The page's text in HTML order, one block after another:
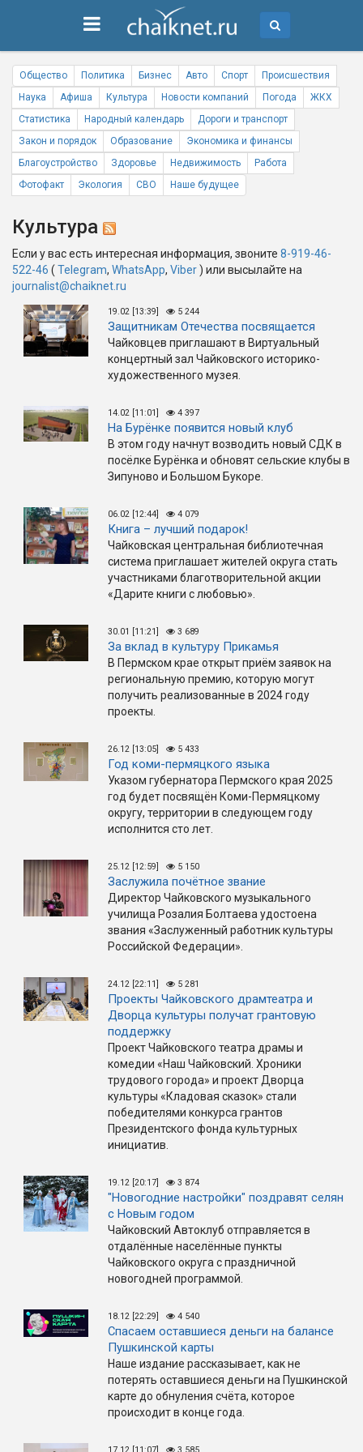
Общество Политика Бизнес Авто Спорт
Происшествия
Наука
Афиша Культура Новости компаний Погода
ЖКХ
Статистика
Народный календарь
Дороги и транспорт
Закон и порядок
Образование
Экономика и финансы
Благоустройство
Здоровье Недвижимость
Работа
Фотофакт
Экология СВО Наше будущее
Культура
Если у вас есть интересная информация, звоните 8-919-46-
522-46 ( Telegram, WhatsApp, Viber) или высылайте на
journalist@chaiknet.ru
19.02 [13:39] 5 244
Защитникам Отечества посвящается
Чайковцев приглашают в Виртуальный
концертный зал Чайковского историко-
художественного музея.
14.02 [11:01] 4 397
На Бурёнке появится новый клуб
В этом году начнут возводить новый СДК в
посёлке Бурёнка и обновят сельские клубы в
Зипуново и Большом Букоре.
06.02 [12:44] 4 079
Книга – лучший подарок!
Чайковская центральная библиотечная
система приглашает жителей округа стать
участниками благотворительной акции
«Дарите книги с любовью».
30.01 [11:21] 3 689
За вклад в культуру Прикамья
В Пермском крае открыт приём заявок на
региональную премию, которую могут
получить реализованные в 2024 году
проекты.
26.12 [13:05] 5 433
Год коми-пермяцкого языка
Указом губернатора Пермского края 2025
год будет посвящён Коми-Пермяцкому
округу, территории в следующем году
исполнится сто лет.
25.12 [12:59] 5 150
Заслужила почётное звание
Директор Чайковского музыкального
училища Розалия Болтаева удостоена
звания «Заслуженный работник культуры
Российской Федерации».
24.12 [22:11] 5 281
Проекты Чайковского драмтеатра и
Дворца культуры получат грантовую
поддержку
Проект Чайковского театра драмы и
комедии «Наш Чайковский. Хроники
трудового города» и проект Дворца
культуры «Кладовая сказок» стали
победителями конкурса грантов
Президентского фонда культурных
инициатив.
19.12 [20:17] 3 874
"Новогодние настройки" поздравят селян
с Новым годом
Чайковский Автоклуб отправляется в
отдалённые населённые пункты
Чайковского округа с праздничной
новогодней программой.
18.12 [22:29] 4 540
Спасаем оставшиеся деньги на балансе
Пушкинской карты
Наше издание рассказывает, как не
потерять оставшиеся деньги на Пушкинской
карте до обнуления счёта, которое
происходит в конце года.